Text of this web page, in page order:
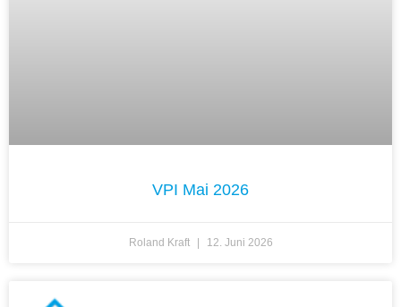
VPI Mai 2026
Roland Kraft 12. Juni 2026